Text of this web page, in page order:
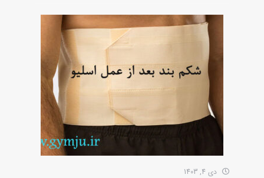
دی 4, 1403